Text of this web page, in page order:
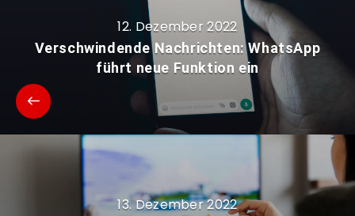
12. Dezember 2022
Verschwindende Nachrichten: WhatsApp
führt neue Funktion ein
13. Dezember 2022